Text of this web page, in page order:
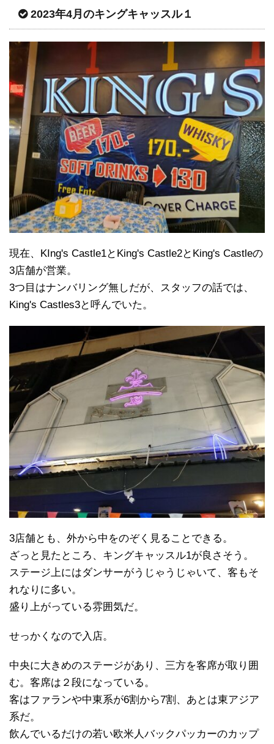
2023年4月のキングキャッスル１
現在、KIng's Castle1とKing's Castle2とKing's Castleの
3店舗が営業。
3つ目はナンバリング無しだが、スタッフの話では、
King's Castles3と呼んでいた。
3店舗とも、外から中をのぞく見ることできる。
ざっと見たところ、キングキャッスル1が良さそう。
ステージ上にはダンサーがうじゃうじゃいて、客もそ
れなりに多い。
盛り上がっている雰囲気だ。
せっかくなので入店。
中央に大きめのステージがあり、三方を客席が取り囲
む。客席は２段になっている。
客はファランや中東系が6割から7割、あとは東アジア
系だ。
飲んでいるだけの若い欧米人バックパッカーのカップ